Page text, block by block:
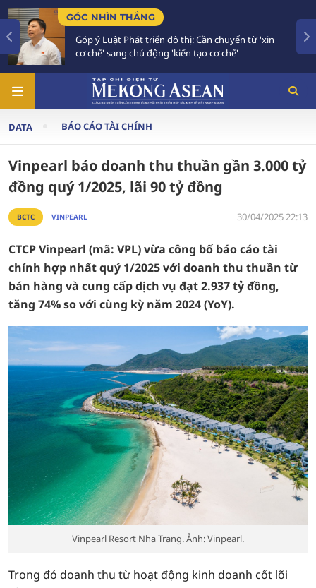
GÓC NHÌN THẲNG
Góp ý Luật Phát triển đô thị: Cần chuyển từ 'xin
cơ chế' sang chủ động 'kiến tạo cơ chế'
DATA BÁO CÁO TÀI CHÍNH
Vinpearl báo doanh thu thuần gần 3.000 tỷ
đồng quý 1/2025, lãi 90 tỷ đồng
BCTC VINPEARL 30/04/2025 22:13
CTCP Vinpearl (mã: VPL) vừa công bố báo cáo tài
chính hợp nhất quý 1/2025 với doanh thu thuần từ
bán hàng và cung cấp dịch vụ đạt 2.937 tỷ đồng,
tăng 74% so với cùng kỳ năm 2024 (YoY).
Vinpearl Resort Nha Trang. Ảnh: Vinpearl.
Trong đó doanh thu từ hoạt động kinh doanh cốt lõi